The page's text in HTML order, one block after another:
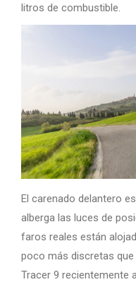
litros de combustible.
El carenado delantero
alberga las luces de
faros reales están
poco más discretas
Tracer 9 recientemente